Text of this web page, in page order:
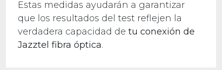
Estas medidas ayudarán a garantizar
que los resultados del test reflejen la
verdadera capacidad de tu conexión de
Jazztel fibra óptica.